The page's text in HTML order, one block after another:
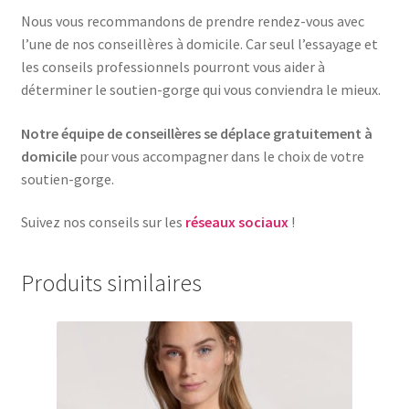
Nous vous recommandons de prendre rendez-vous avec
l’une de nos conseillères à domicile. Car seul l’essayage et
les conseils professionnels pourront vous aider à
déterminer le soutien-gorge qui vous conviendra le mieux.
Notre équipe de conseillères se déplace gratuitement à
domicilepour vous accompagner dans le choix de votre
soutien-gorge.
Suivez nos conseils sur les réseaux sociaux!
Produits similaires
Ce
produit
a
plusieurs